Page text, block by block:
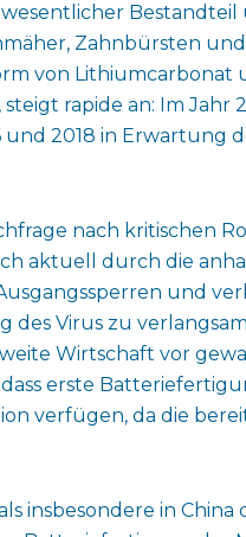
Bestandteil
Zahnbürsten
von
rapide an: Im Jahr
und 2018 in Erwartung
nach kritischen
aktuell durch die
und
des Virus zu
Wirtschaft vor
erste
verfügen, da die
insbesondere in China